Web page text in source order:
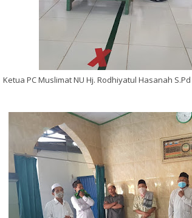
Ketua PC Muslimat NU Hj. Rodhiyatul Hasanah